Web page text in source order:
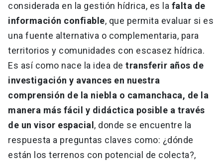
considerada en la gestión hídrica, es la falta de
información confiable, que permita evaluar si es
una fuente alternativa o complementaria, para
territorios y comunidades con escasez hídrica.
Es así como nace la idea de transferir años de
investigación y avances en nuestra
comprensión de la niebla o camanchaca, de la
manera más fácil y didáctica posible a través
de un visor espacial , donde se encuentre la
respuesta a preguntas claves como: ¿dónde
están los terrenos con potencial de colecta?,